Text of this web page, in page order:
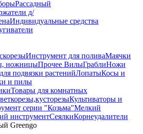
Рассадный
д/
Индивидуальные средства
Инструмент для поливаМаячки
ножницыПрочее ВилыГраблиНожи
подвязки растенийЛопатыКосы и
и пилы
Товары для комнатных
Культиваторы и
серии "Козьма"Мелкий
инструментСеялкиКорнеудалители
Greengo